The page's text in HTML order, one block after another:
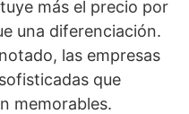
más el precio por
una diferenciación.
las empresas
que
memorables.